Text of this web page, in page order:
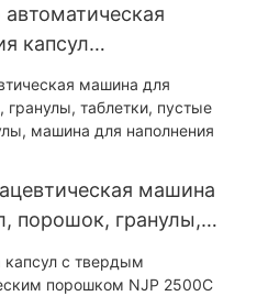
капсул
для наполнения
машина
порошок, гранулы,
желатиновые
Njp 1500D